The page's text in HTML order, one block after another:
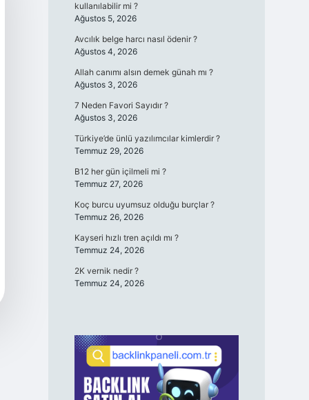
kullanılabilir mi ?
Ağustos 5, 2026
Avcılık belge harcı nasıl ödenir ?
Ağustos 4, 2026
Allah canımı alsın demek günah mı ?
Ağustos 3, 2026
7 Neden Favori Sayıdır ?
Ağustos 3, 2026
Türkiye’de ünlü yazılımcılar kimlerdir ?
Temmuz 29, 2026
B12 her gün içilmeli mi ?
Temmuz 27, 2026
Koç burcu uyumsuz olduğu burçlar ?
Temmuz 26, 2026
Kayseri hızlı tren açıldı mı ?
Temmuz 24, 2026
2K vernik nedir ?
Temmuz 24, 2026